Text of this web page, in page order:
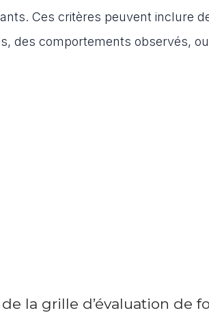
Ces critères peuvent inclure
des comportements observés,
la grille d’évaluation de